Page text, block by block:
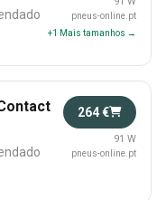
pneus-online.pt
+1 Mais tamanhos →
264 €
91 W
pneus-online.pt